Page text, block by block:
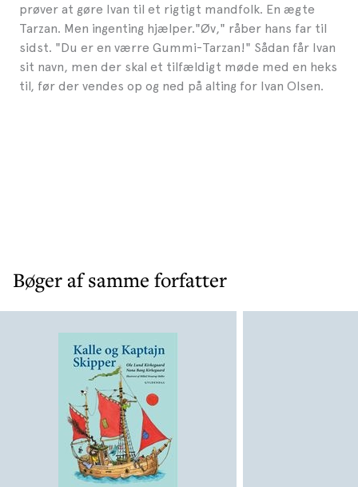
prøver at gøre Ivan til et rigtigt mandfolk. En ægte
Tarzan. Men ingenting hjælper."Øv," råber hans far til
sidst. "Du er en værre Gummi-Tarzan!" Sådan får Ivan
sit navn, men der skal et tilfældigt møde med en heks
til, før der vendes op og ned på alting for Ivan Olsen.
Bøger af samme forfatter